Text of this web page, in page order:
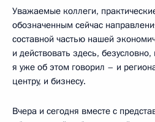
Уважаемые коллеги,
обозначенным сейчас
составной частью нашей
и действовать здесь,
я уже об этом говорил – и
центру, и бизнесу.
Вчера и сегодня вместе с